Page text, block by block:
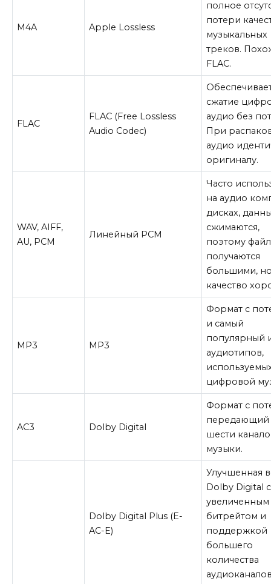
M4A Apple Lossless
полное
потери
музыкальных
треков.
FLAC.
FLAC
FLAC (Free Lossless
Audio Codec)
сжатие
аудио без
При
аудио
оригиналу.
WAV, AIFF,
AU, PCM
Линейный PCM
Часто
на аудио
дисках,
сжимаются,
поэтому
получаются
большими,
качество
MP3 MP3
Формат с
и самый
популярный
аудиотипов,
цифровой
AC3 Dolby Digital
Формат с
передающий
шести
музыки.
Dolby Digital Plus (E-
AC-E)
Улучшенная
Dolby Digital с
увеличенным
битрейтом и
поддержкой
большего
количества